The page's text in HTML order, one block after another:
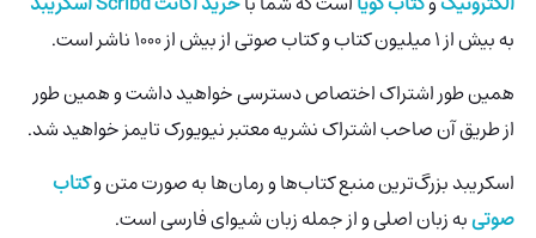
به بیش از 1 میلیون کتاب و کتاب صوتی از بیش از 1000 ناشر است.
همین طور اشتراک اختصاص دسترسی خواهید داشت و همین طور
از طریق آن صاحب اشتراک نشریه معتبر نیویورک تایمز خواهید شد.
اسکریبد بزرگ‌ترین منبع کتاب‌ها و رمان‌ها به صورت متن وکتاب
صوتیبه زبان اصلی و از جمله زبان شیوای فارسی است.